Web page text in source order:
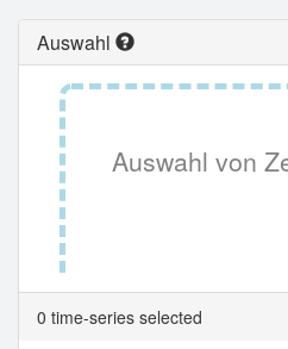
Auswahl
Auswahl von
0 time-series selected